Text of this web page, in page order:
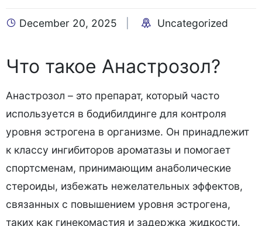
December 20, 2025 Uncategorized
Что такое Анастрозол?
Анастрозол – это препарат, который часто
используется в бодибилдинге для контроля
уровня эстрогена в организме. Он принадлежит
к классу ингибиторов ароматазы и помогает
спортсменам, принимающим анаболические
стероиды, избежать нежелательных эффектов,
связанных с повышением уровня эстрогена,
таких как гинекомастия и задержка жидкости.